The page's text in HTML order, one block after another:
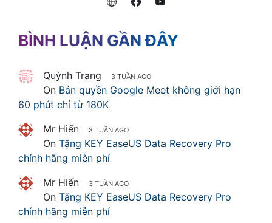
BÌNH LUẬN GẦN ĐÂY
Quỳnh Trang 3 TUẦN AGO
On Bản quyền Google Meet không giới hạn
60 phút chỉ từ 180K
Mr Hiến
3 TUẦN AGO
On Tặng KEY EaseUS Data Recovery Pro
chính hãng miễn phí
Mr Hiến
3 TUẦN AGO
On Tặng KEY EaseUS Data Recovery Pro
chính hãng miễn phí